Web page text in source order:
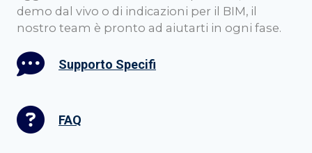
demo dal vivo o di indicazioni per il BIM, il
nostro team è pronto ad aiutarti in ogni fase.
Supporto Specifi
FAQ